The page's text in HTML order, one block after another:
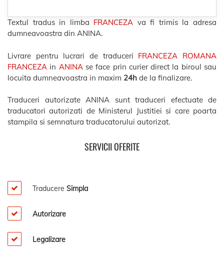
Textul tradus in limba FRANCEZA va fi trimis la adresa
dumneavoastra din ANINA.
Livrare pentru lucrari de traduceri FRANCEZA ROMANA
FRANCEZA in ANINAse face prin curier direct la biroul sau
locuita dumneavoastra in maxim 24h de la finalizare.
Traduceri autorizate ANINA sunt traduceri efectuate de
traducatori autorizati de Ministerul Justitiei si care poarta
stampila si semnatura traducatorului autorizat.
SERVICII OFERITE
Traducere Simpla
Autorizare
Legalizare